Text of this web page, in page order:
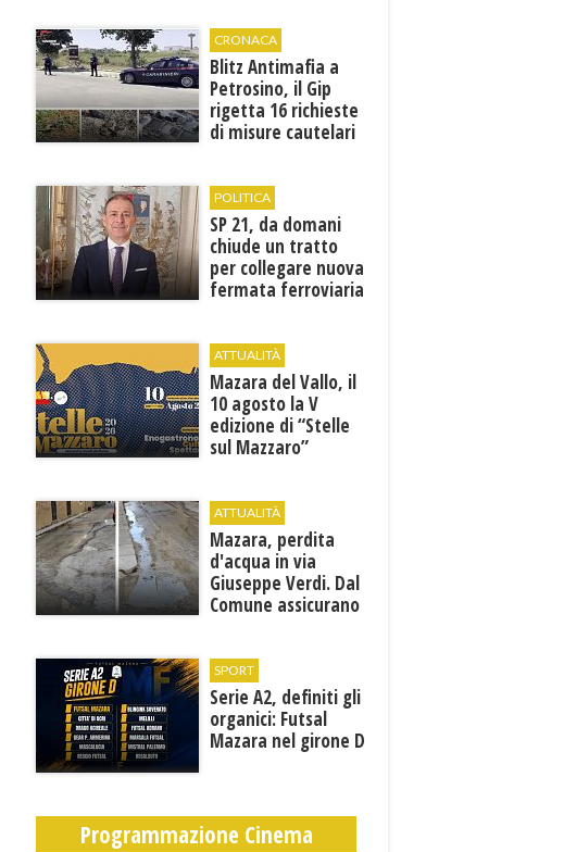
CRONACA
Blitz Antimafia a
Petrosino, il Gip
rigetta 16 richieste
di misure cautelari
POLITICA
SP 21, da domani
chiude un tratto
per collegare nuova
fermata ferroviaria
ATTUALITÀ
Mazara del Vallo, il
10 agosto la V
edizione di “Stelle
sul Mazzaro”
ATTUALITÀ
Mazara, perdita
d'acqua in via
Giuseppe Verdi. Dal
Comune assicurano
problema
SPORT
Serie A2, definiti gli
organici: Futsal
Mazara nel girone D
Programmazione Cinema